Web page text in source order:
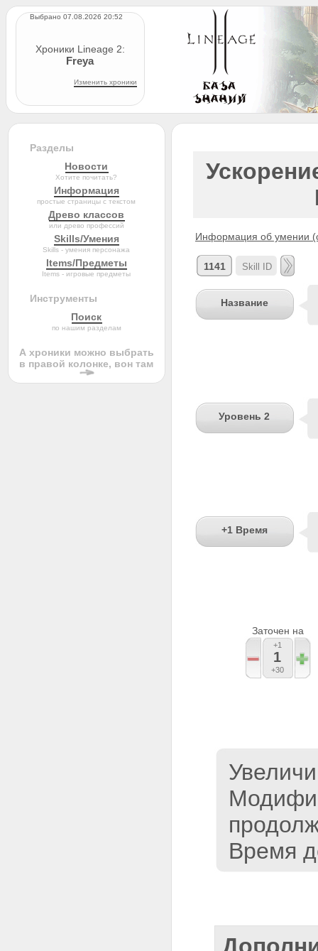
Выбрано 07.08.2026 20:52
Хроники Lineage 2:
Freya
Изменить хроники
Разделы
Новости
Хотите почитать?
Информация
простые страницы с текстом
Древо классов
или древо профессий
Skills/Умения
Skills - умения персонажа
Items/Предметы
Items - игровые предметы
Инструменты
Поиск
по нашим разделам
А хроники можно выбрать
в правой колонке, вон там
Информация об умении
1141
Название
Уровень 2
+1 Время
Заточен на
+1
1
+30
Время